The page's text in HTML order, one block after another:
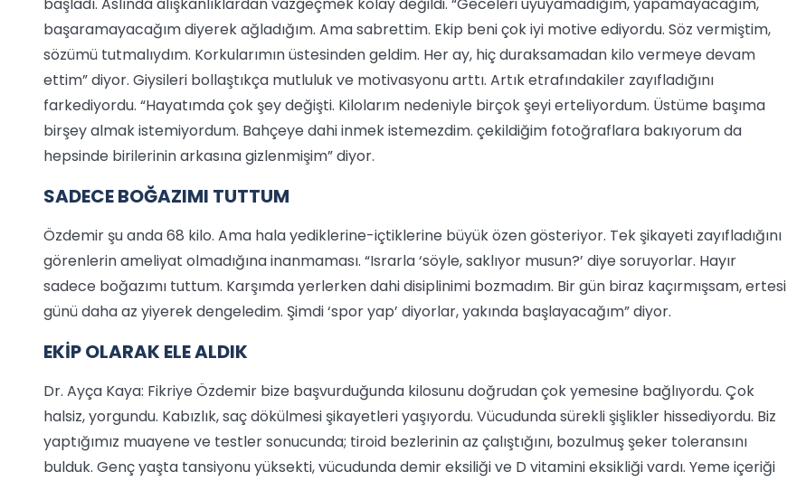
başaramayacağım diyerek ağladığım. Ama sabrettim. Ekip beni çok iyi motive ediyordu. Söz vermiştim,
sözümü tutmalıydım. Korkularımın üstesinden geldim. Her ay, hiç duraksamadan kilo vermeye devam
ettim” diyor. Giysileri bollaştıkça mutluluk ve motivasyonu arttı. Artık etrafındakiler zayıfladığını
farkediyordu. “Hayatımda çok şey değişti. Kilolarım nedeniyle birçok şeyi erteliyordum. Üstüme başıma
birşey almak istemiyordum. Bahçeye dahi inmek istemezdim. çekildiğim fotoğraflara bakıyorum da
hepsinde birilerinin arkasına gizlenmişim” diyor.
SADECE BOĞAZIMI TUTTUM
Özdemir şu anda 68 kilo. Ama hala yediklerine-içtiklerine büyük özen gösteriyor. Tek şikayeti zayıfladığını
görenlerin ameliyat olmadığına inanmaması. “Israrla ‘söyle, saklıyor musun?’ diye soruyorlar. Hayır
sadece boğazımı tuttum. Karşımda yerlerken dahi disiplinimi bozmadım. Bir gün biraz kaçırmışsam, ertesi
günü daha az yiyerek dengeledim. Şimdi ‘spor yap’ diyorlar, yakında başlayacağım” diyor.
EKİP OLARAK ELE ALDIK
Dr. Ayça Kaya: Fikriye Özdemir bize başvurduğunda kilosunu doğrudan çok yemesine bağlıyordu. Çok
halsiz, yorgundu. Kabızlık, saç dökülmesi şikayetleri yaşıyordu. Vücudunda sürekli şişlikler hissediyordu. Biz
yaptığımız muayene ve testler sonucunda; tiroid bezlerinin az çalıştığını, bozulmuş şeker toleransını
bulduk. Genç yaşta tansiyonu yüksekti, vücudunda demir eksiliği ve D vitamini eksikliği vardı. Yeme içeriği